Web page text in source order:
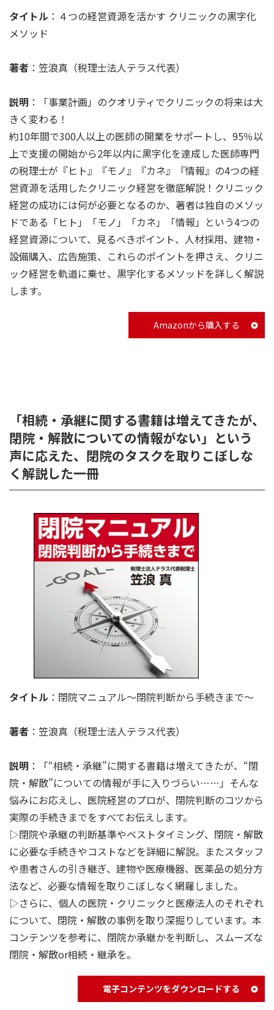
タイトル ：４つの経営資源を活かす クリニックの黒字化
メソッド
著者 ：笠浪真（税理士法人テラス代表）
説明 ：「事業計画」のクオリティでクリニックの将来は大
きく変わる！
約10年間で300人以上の医師の開業をサポートし、95％以
上で支援の開始から2年以内に黒字化を達成した医師専門
の税理士が『ヒト』『モノ』『カネ』『情報』の4つの経
営資源を活用したクリニック経営を徹底解説！クリニック
経営の成功には何が必要となるのか、著者は独自のメソッ
ドである「ヒト」「モノ」「カネ」「情報」という4つの
経営資源について、見るべきポイント、人材採用、建物・
設備購入、広告施策、これらのポイントを押さえ、クリニ
ック経営を軌道に乗せ、黒字化するメソッドを詳しく解説
します。
Amazonから購入する
「相続・承継に関する書籍は増えてきたが、
閉院・解散についての情報がない」という
声に応えた、閉院のタスクを取りこぼしな
く解説した一冊
タイトル ：閉院マニュアル～閉院判断から手続きまで～
著者 ：笠浪真（税理士法人テラス代表）
説明 ：「“相続・承継”に関する書籍は増えてきたが、“閉
院・解散”についての情報が手に入りづらい……」そんな
悩みにお応えし、医院経営のプロが、閉院判断のコツから
実際の手続きまでをすべてお伝えします。
▷閉院や承継の判断基準やベストタイミング、閉院・解散
に必要な手続きやコストなどを詳細に解説。またスタッフ
や患者さんの引き継ぎ、建物や医療機器、医薬品の処分方
法など、必要な情報を取りこぼしなく網羅しました。
▷さらに、個人の医院・クリニックと医療法人のそれぞれ
について、閉院・解散の事例を取り深掘りしています。本
コンテンツを参考に、閉院か承継かを判断し、スムーズな
閉院・解散or相続・継承を。
電子コンテンツをダウンロードする